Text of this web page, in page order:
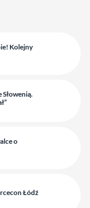
Kolejny
o
Łódź